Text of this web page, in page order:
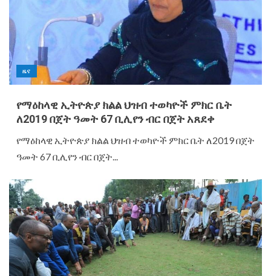
ዜና
የማዕከላዊ ኢትዮጵያ ክልል ህዝብ ተወካዮች ምክር ቤት
ለ2019 በጀት ዓመት 67 ቢሊየን ብር በጀት አጸደቀ
የማዕከላዊ ኢትዮጵያ ክልል ህዝብ ተወካዮች ምክር ቤት ለ2019 በጀት
ዓመት 67 ቢሊየን ብር በጀት...